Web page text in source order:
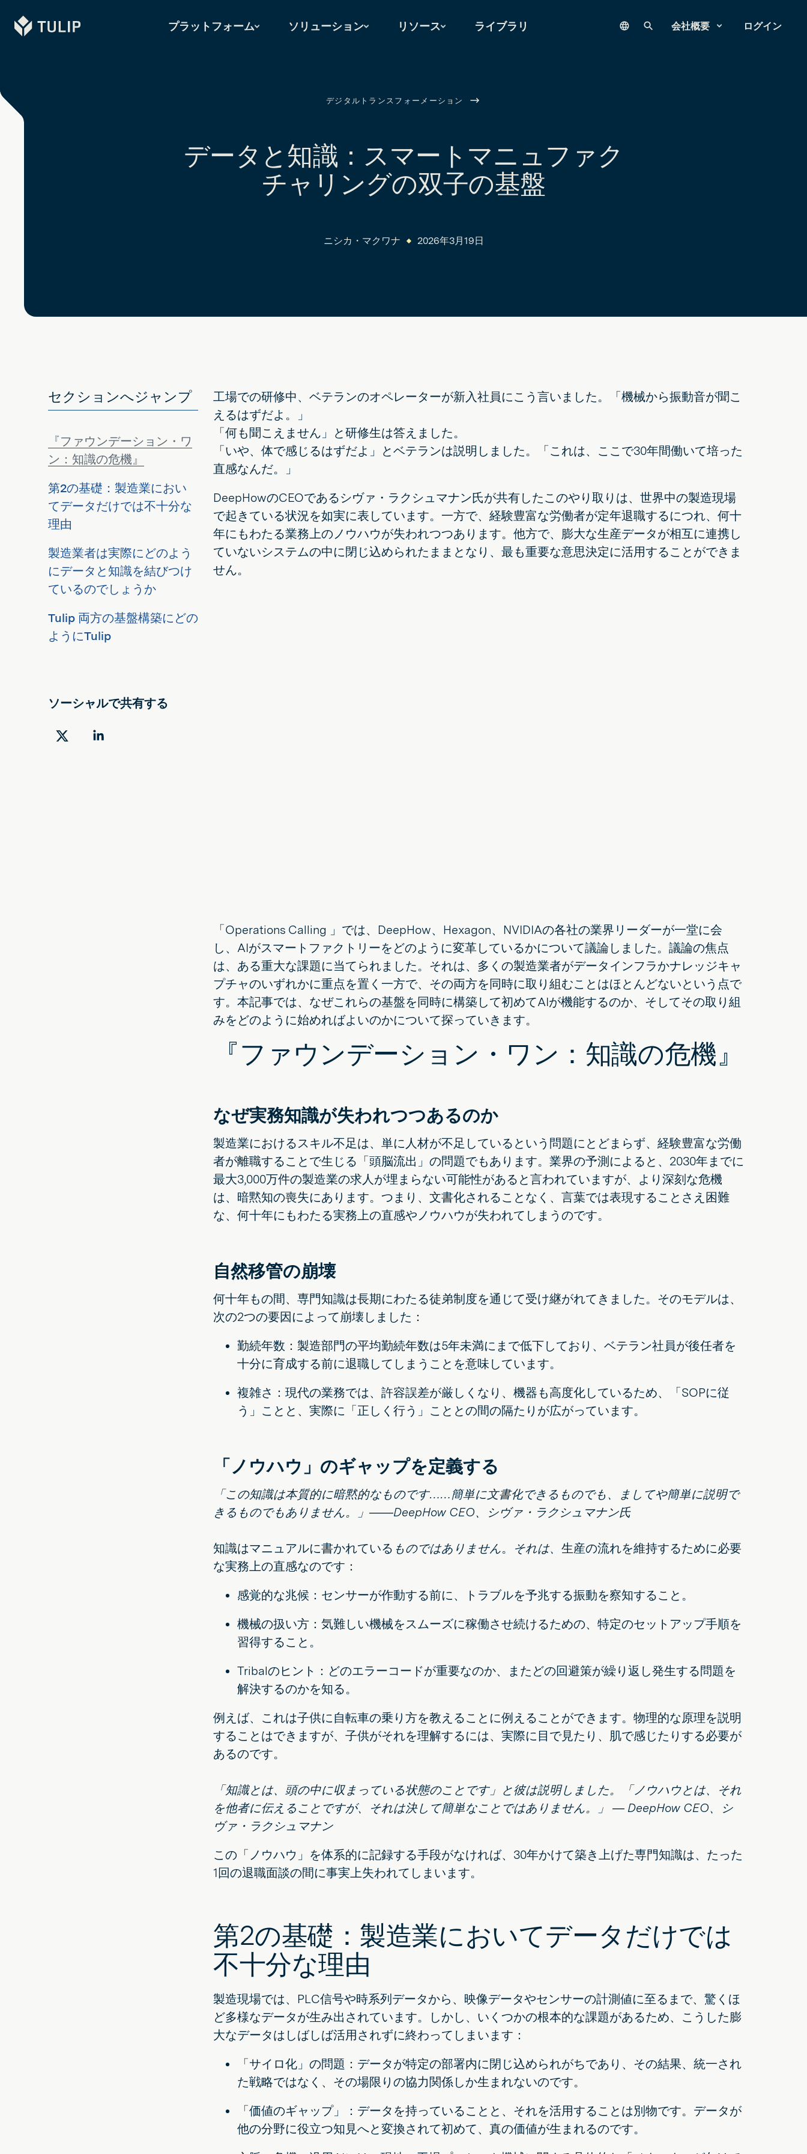
Tulip プラットフォーム ソリューション リソース ライブラリ Languageサイト内検索
会社概要 ログイン
デジタルトランスフォーメーション
データと知識：スマートマニュファク
チャリングの双子の基盤
ニシカ・マクワナ 2026年3月19日
セクションへジャンプ
『ファウンデーション・ワ
ン：知識の危機』
第2の基礎：製造業におい
てデータだけでは不十分な
理由
製造業者は実際にどのよう
にデータと知識を結びつけ
ているのでしょうか
Tulip 両方の基盤構築にどの
ようにTulip
ソーシャルで共有する
ツ
LinkedIn
工場での研修中、ベテランのオペレーターが新入社員にこう言いました。「機械から振動音が聞こ
えるはずだよ。」
「何も聞こえません」と研修生は答えました。
「いや、体で感じるはずだよ」とベテランは説明しました。「これは、ここで30年間働いて培った
直感なんだ。」
DeepHowのCEOであるシヴァ・ラクシュマナン氏が共有したこのやり取りは、世界中の製造現場
で起きている状況を如実に表しています。一方で、経験豊富な労働者が定年退職するにつれ、何十
年にもわたる業務上のノウハウが失われつつあります。他方で、膨大な生産データが相互に連携し
ていないシステムの中に閉じ込められたままとなり、最も重要な意思決定に活用することができま
せん。
「Operations Calling 」では、DeepHow、Hexagon、NVIDIAの各社の業界リーダーが一堂に会
し、AIがスマートファクトリーをどのように変革しているかについて議論しました。議論の焦点
は、ある重大な課題に当てられました。それは、多くの製造業者がデータインフラかナレッジキャ
プチャのいずれかに重点を置く一方で、その両方を同時に取り組むことはほとんどないという点で
す。本記事では、なぜこれらの基盤を同時に構築して初めてAIが機能するのか、そしてその取り組
みをどのように始めればよいのかについて探っていきます。
『ファウンデーション・ワン：知識の危機』
なぜ実務知識が失われつつあるのか
製造業におけるスキル不足は、単に人材が不足しているという問題にとどまらず、経験豊富な労働
者が離職することで生じる「頭脳流出」の問題でもあります。業界の予測によると、2030年までに
最大3,000万件の製造業の求人が埋まらない可能性があると言われていますが、より深刻な危機
は、暗黙知の喪失にあります。つまり、文書化されることなく、言葉では表現することさえ困難
な、何十年にもわたる実務上の直感やノウハウが失われてしまうのです。
自然移管の崩壊
何十年もの間、専門知識は長期にわたる徒弟制度を通じて受け継がれてきました。そのモデルは、
次の2つの要因によって崩壊しました：
勤続年数：製造部門の平均勤続年数は5年未満にまで低下しており、ベテラン社員が後任者を
十分に育成する前に退職してしまうことを意味しています。
複雑さ：現代の業務では、許容誤差が厳しくなり、機器も高度化しているため、「SOPに従
う」ことと、実際に「正しく行う」こととの間の隔たりが広がっています。
「ノウハウ」のギャップを定義する
「この知識は本質的に暗黙的なものです……簡単に文書化できるものでも、ましてや簡単に説明で
きるものでもありません。」――DeepHow CEO、シヴァ・ラクシュマナン氏
知識はマニュアルに書かれている ものではありません。 それは、 生産の流れを維持するために必要
な実務上の直感なのです：
感覚的な兆候：センサーが作動する前に、トラブルを予兆する振動を察知すること。
機械の扱い方：気難しい機械をスムーズに稼働させ続けるための、特定のセットアップ手順を
習得すること。
Tribalのヒント：どのエラーコードが重要なのか、またどの回避策が繰り返し発生する問題を
解決するのかを知る。
例えば、これは子供に自転車の乗り方を教えることに例えることができます。物理的な原理を説明
することはできますが、子供がそれを理解するには、実際に目で見たり、肌で感じたりする必要が
あるのです。
「知識とは、頭の中に収まっている状態のことです」と彼は説明しました。「ノウハウとは、それ
を他者に伝えることですが、それは決して簡単なことではありません。」 ― DeepHow CEO、シ
ヴァ・ラクシュマナン
この「ノウハウ」を体系的に記録する手段がなければ、30年かけて築き上げた専門知識は、たった
1回の退職面談の間に事実上失われてしまいます。
第2の基礎：製造業においてデータだけでは
不十分な理由
製造現場では、PLC信号や時系列データから、映像データやセンサーの計測値に至るまで、驚くほ
ど多様なデータが生み出されています。しかし、いくつかの根本的な課題があるため、こうした膨
大なデータはしばしば活用されずに終わってしまいます：
「サイロ化」の問題：データが特定の部署内に閉じ込められがちであり、その結果、統一され
た戦略ではなく、その場限りの協力関係しか生まれないのです。
「価値のギャップ」：データを持っていることと、それを活用することは別物です。データが
他の分野に役立つ知見へと変換されて初めて、真の価値が生まれるのです。